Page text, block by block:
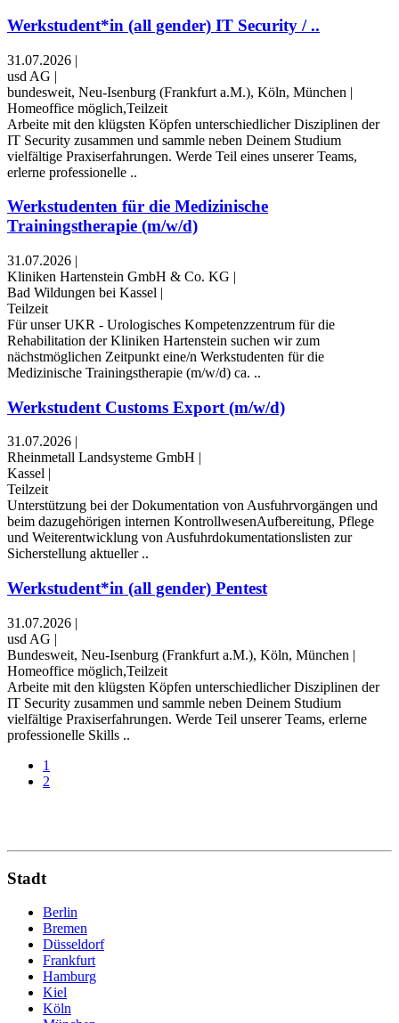
Werkstudent*in (all gender) IT Security / ..
31.07.2026 |
usd AG |
bundesweit, Neu-Isenburg (Frankfurt a.M.), Köln, München |
Homeoffice möglich,Teilzeit
Arbeite mit den klügsten Köpfen unterschiedlicher Disziplinen der
IT Security zusammen und sammle neben Deinem Studium
vielfältige Praxiserfahrungen. Werde Teil eines unserer Teams,
erlerne professionelle ..
Werkstudenten für die Medizinische
Trainingstherapie (m/w/d)
31.07.2026 |
Kliniken Hartenstein GmbH & Co. KG |
Bad Wildungen bei Kassel |
Teilzeit
Für unser UKR - Urologisches Kompetenzzentrum für die
Rehabilitation der Kliniken Hartenstein suchen wir zum
nächstmöglichen Zeitpunkt eine/n Werkstudenten für die
Medizinische Trainingstherapie (m/w/d) ca. ..
Werkstudent Customs Export (m/w/d)
31.07.2026 |
Rheinmetall Landsysteme GmbH |
Kassel |
Teilzeit
Unterstützung bei der Dokumentation von Ausfuhrvorgängen und
beim dazugehörigen internen KontrollwesenAufbereitung, Pflege
und Weiterentwicklung von Ausfuhrdokumentationslisten zur
Sicherstellung aktueller ..
Werkstudent*in (all gender) Pentest
31.07.2026 |
usd AG |
Bundesweit, Neu-Isenburg (Frankfurt a.M.), Köln, München |
Homeoffice möglich,Teilzeit
Arbeite mit den klügsten Köpfen unterschiedlicher Disziplinen der
IT Security zusammen und sammle neben Deinem Studium
vielfältige Praxiserfahrungen. Werde Teil unserer Teams, erlerne
professionelle Skills ..
1
2
Stadt
Berlin
Bremen
Düsseldorf
Frankfurt
Hamburg
Kiel
Köln